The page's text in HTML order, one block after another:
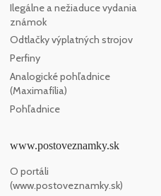
Ilegálne a nežiaduce vydania
známok
Odtlačky výplatných strojov
Perfiny
Analogické pohľadnice
(Maximafília)
Pohľadnice
www.postoveznamky.sk
O portáli
(www.postoveznamky.sk)